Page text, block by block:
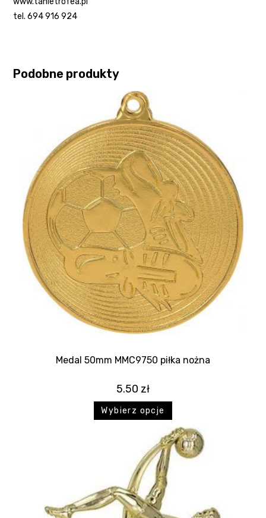
tel. 694 916 924
Podobne produkty
Medal 50mm MMC9750 piłka nożna
5.50 zł
Wybierz opcje